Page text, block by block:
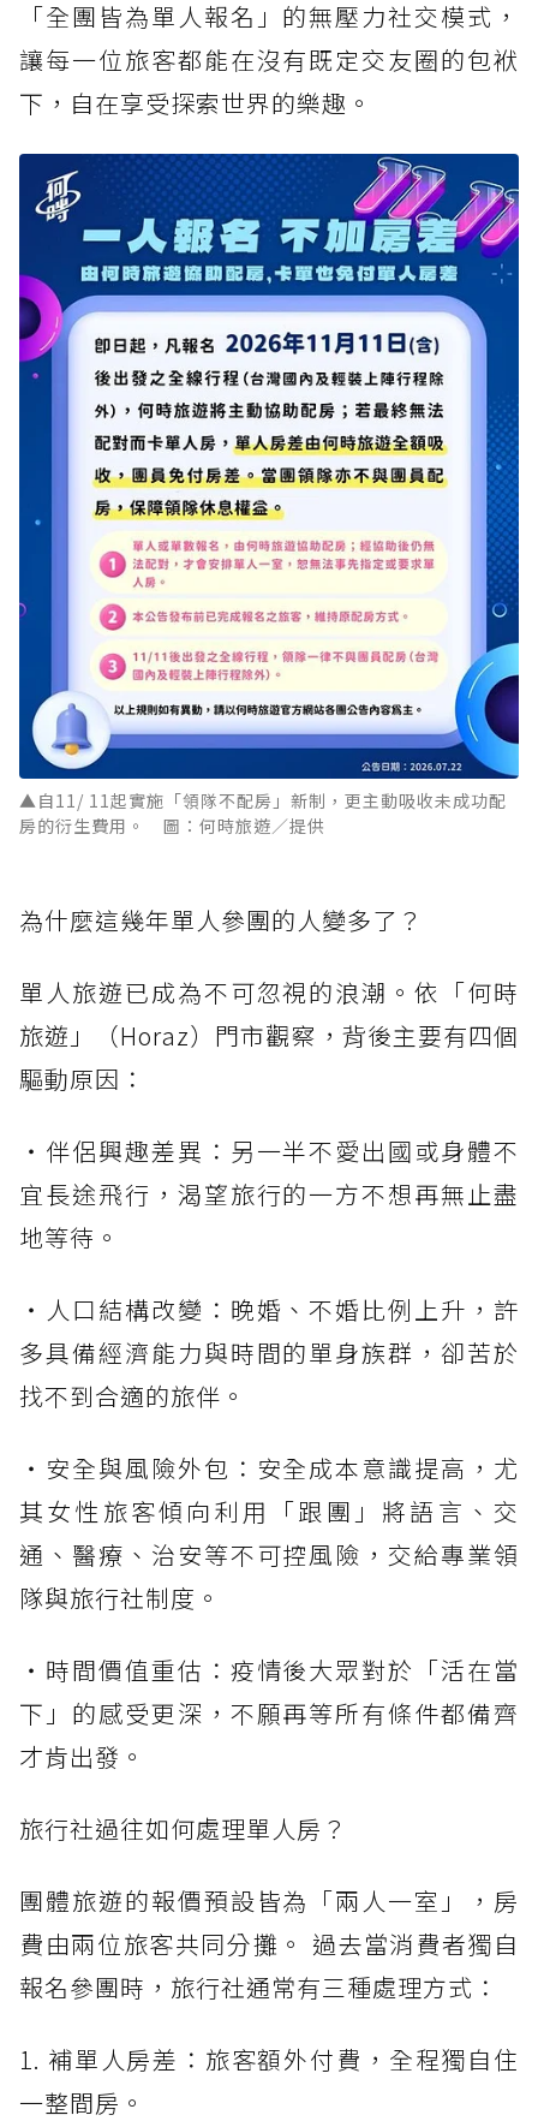
「全團皆為單人報名」的無壓力社交模式，
讓每一位旅客都能在沒有既定交友圈的包袱
下，自在享受探索世界的樂趣。
▲自11/ 11起實施「領隊不配房」新制，更主動吸收未成功配
房的衍生費用。 圖：何時旅遊／提供
為什麼這幾年單人參團的人變多了？
單人旅遊已成為不可忽視的浪潮。依「何時
旅遊」（Horaz）門市觀察，背後主要有四個
驅動原因：
・伴侶興趣差異：另一半不愛出國或身體不
宜長途飛行，渴望旅行的一方不想再無止盡
地等待。
・人口結構改變：晚婚、不婚比例上升，許
多具備經濟能力與時間的單身族群，卻苦於
找不到合適的旅伴。
・安全與風險外包：安全成本意識提高，尤
其女性旅客傾向利用「跟團」將語言、交
通、醫療、治安等不可控風險，交給專業領
隊與旅行社制度。
・時間價值重估：疫情後大眾對於「活在當
下」的感受更深，不願再等所有條件都備齊
才肯出發。
旅行社過往如何處理單人房？
團體旅遊的報價預設皆為「兩人一室」，房
費由兩位旅客共同分攤。 過去當消費者獨自
報名參團時，旅行社通常有三種處理方式：
1. 補單人房差：旅客額外付費，全程獨自住
一整間房。